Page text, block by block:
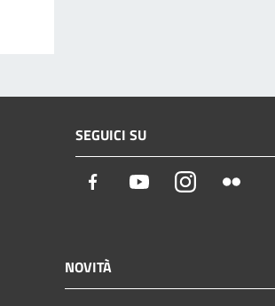
SEGUICI SU
Facebook YoutubeInstagram
NOVITÀ